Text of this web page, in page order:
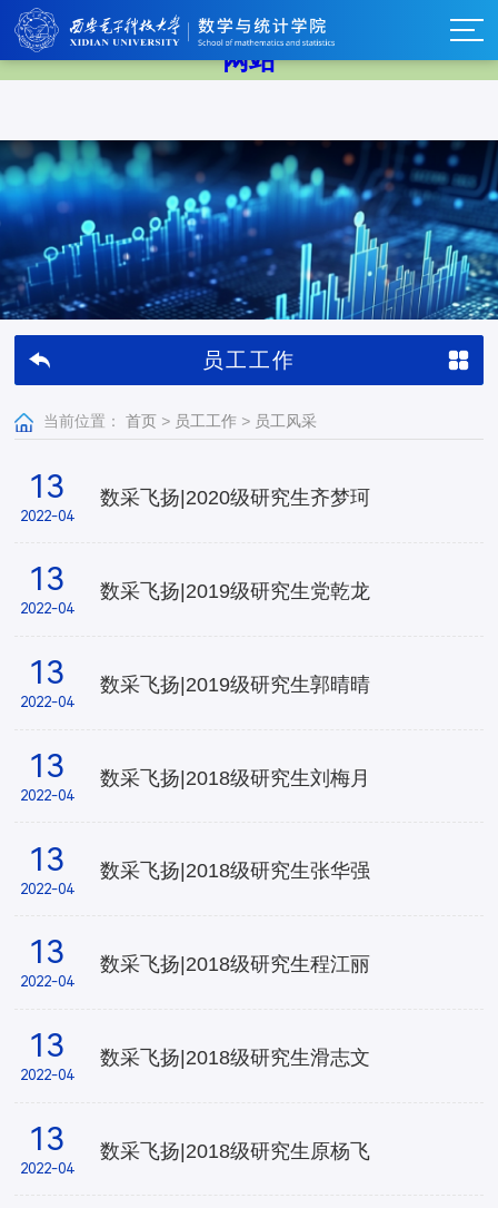
中国·BB贝博艾弗森(股份)有限公司-官方
网站
员工工作
当前位置： 首页 > 员工工作 > 员工风采
13
2022-04
数采飞扬|2020级研究生齐梦珂
13
2022-04
数采飞扬|2019级研究生党乾龙
13
2022-04
数采飞扬|2019级研究生​郭晴晴
13
2022-04
数采飞扬|2018级研究生刘梅月
13
2022-04
数采飞扬|2018级研究生张华强
13
2022-04
数采飞扬|2018级研究生程江丽
13
2022-04
数采飞扬|2018级研究生滑志文
13
2022-04
数采飞扬|2018级研究生原杨飞